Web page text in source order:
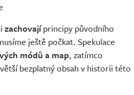
zachovajíprincipy původního
ještě počkat. Spekulace
módů a map, zatímco
bezplatný obsah v historii této